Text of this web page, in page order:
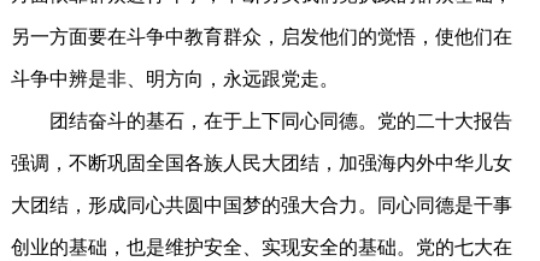
另一方面要在斗争中教育群众，启发他们的觉悟，使他们在
斗争中辨是非、明方向，永远跟党走。
团结奋斗的基石，在于上下同心同德。党的二十大报告
强调，不断巩固全国各族人民大团结，加强海内外中华儿女
大团结，形成同心共圆中国梦的强大合力。同心同德是干事
创业的基础，也是维护安全、实现安全的基础。党的七大在